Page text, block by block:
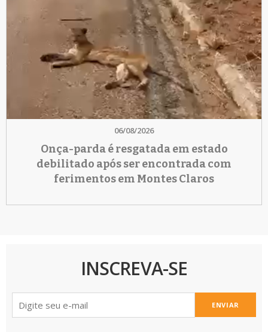
06/08/2026
Onça-parda é resgatada em estado
debilitado após ser encontrada com
ferimentos em Montes Claros
INSCREVA-SE
ENVIAR